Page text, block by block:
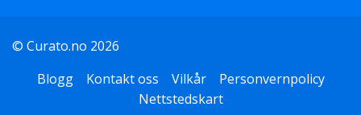
© Curato.no 2026
Blogg
Kontakt oss Vilkår
Personvernpolicy
Nettstedskart